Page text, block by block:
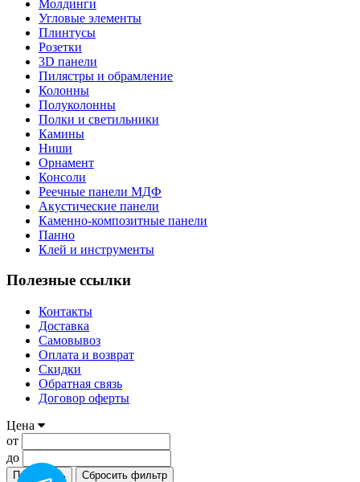
Молдинги
Угловые элементы
Плинтусы
Розетки
3D панели
Пилястры и обрамление
Колонны
Полуколонны
Полки и светильники
Камины
Ниши
Орнамент
Консоли
Реечные панели МДФ
Акустические панели
Каменно-композитные панели
Панно
Клей и инструменты
Полезные ссылки
Контакты
Доставка
Самовывоз
Оплата и возврат
Скидки
Обратная связь
Договор оферты
Цена
от
до
Применить Сбросить фильтр